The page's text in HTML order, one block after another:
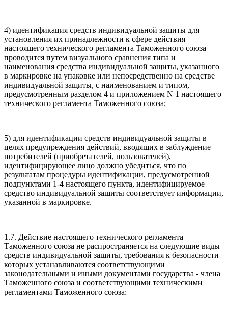
4) идентификация средств индивидуальной защиты для
установления их принадлежности к сфере действия
настоящего технического регламента Таможенного союза
проводится путем визуального сравнения типа и
наименования средства индивидуальной защиты, указанного
в маркировке на упаковке или непосредственно на средстве
индивидуальной защиты, с наименованием и типом,
предусмотренным разделом 4 и приложением N 1 настоящего
технического регламента Таможенного союза;
5) для идентификации средств индивидуальной защиты в
целях предупреждения действий, вводящих в заблуждение
потребителей (приобретателей, пользователей),
идентифицирующее лицо должно убедиться, что по
результатам процедуры идентификации, предусмотренной
подпунктами 1-4 настоящего пункта, идентифицируемое
средство индивидуальной защиты соответствует информации,
указанной в маркировке.
1.7. Действие настоящего технического регламента
Таможенного союза не распространяется на следующие виды
средств индивидуальной защиты, требования к безопасности
которых устанавливаются соответствующими
законодательными и иными документами государства - члена
Таможенного союза и соответствующими техническими
регламентами Таможенного союза: